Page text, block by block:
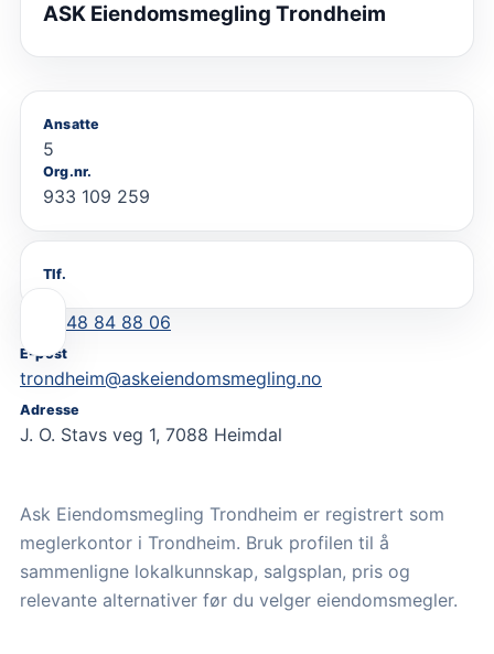
ASK Eiendomsmegling Trondheim
Ansatte
5
Org.nr.
933 109 259
Tlf.
48 84 88 06
E-post
trondheim@askeiendomsmegling.no
Adresse
J. O. Stavs veg 1, 7088 Heimdal
Ask Eiendomsmegling Trondheim er registrert som
meglerkontor i Trondheim. Bruk profilen til å
sammenligne lokalkunnskap, salgsplan, pris og
relevante alternativer før du velger eiendomsmegler.